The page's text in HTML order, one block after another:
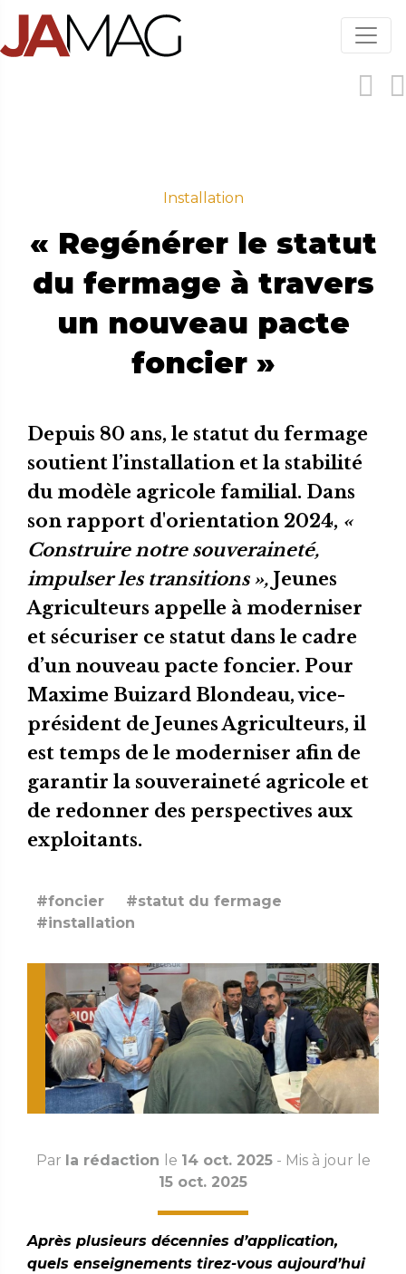
Aller
contenu
Installation
« Regénérer le statut
du fermage à travers
un nouveau pacte
foncier »
Depuis 80 ans, le statut du fermage
soutient l’installation et la stabilité
du modèle agricole familial. Dans
son rapport d'orientation 2024, «
Construire notre souveraineté,
impulser les transitions », Jeunes
Agriculteurs appelle à moderniser
et sécuriser ce statut dans le cadre
d’un nouveau pacte foncier. Pour
Maxime Buizard Blondeau, vice-
président de Jeunes Agriculteurs, il
est temps de le moderniser afin de
garantir la souveraineté agricole et
de redonner des perspectives aux
exploitants.
#foncier
#statut du fermage
#installation
Par la rédaction le 14 oct. 2025- Mis à jour le
15 oct. 2025
Après plusieurs décennies d’application,
quels enseignements tirez-vous aujourd’hui